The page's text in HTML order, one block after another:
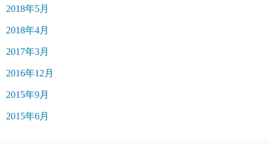
2018年5月
2018年4月
2017年3月
2016年12月
2015年9月
2015年6月